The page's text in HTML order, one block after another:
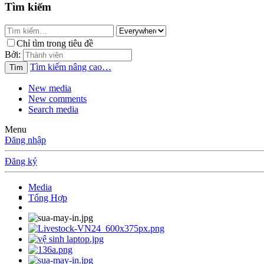
Tìm kiếm
Chỉ tìm trong tiêu đề
Bởi:
Tìm Tìm kiếm nâng cao…
New media
New comments
Search media
Menu
Đăng nhập
Đăng ký
Media
Tổng Hợp